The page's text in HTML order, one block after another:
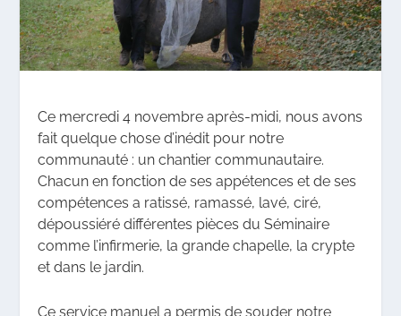
Ce mercredi 4 novembre après-midi, nous avons
fait quelque chose d’inédit pour notre
communauté : un chantier communautaire.
Chacun en fonction de ses appétences et de ses
compétences a ratissé, ramassé, lavé, ciré,
dépoussiéré différentes pièces du Séminaire
comme l’infirmerie, la grande chapelle, la crypte
et dans le jardin.
Ce service manuel a permis de souder notre